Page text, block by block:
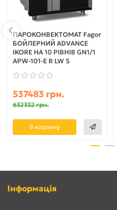
ПАРОКОНВЕКТОМАТ Fagor
БОЙЛЕРНИЙ ADVANCE
IKORE НА 10 РІВНІВ GN1/1
APW-101-E R LW S
537483 грн.
632332 грн.
В корзину
Інформація